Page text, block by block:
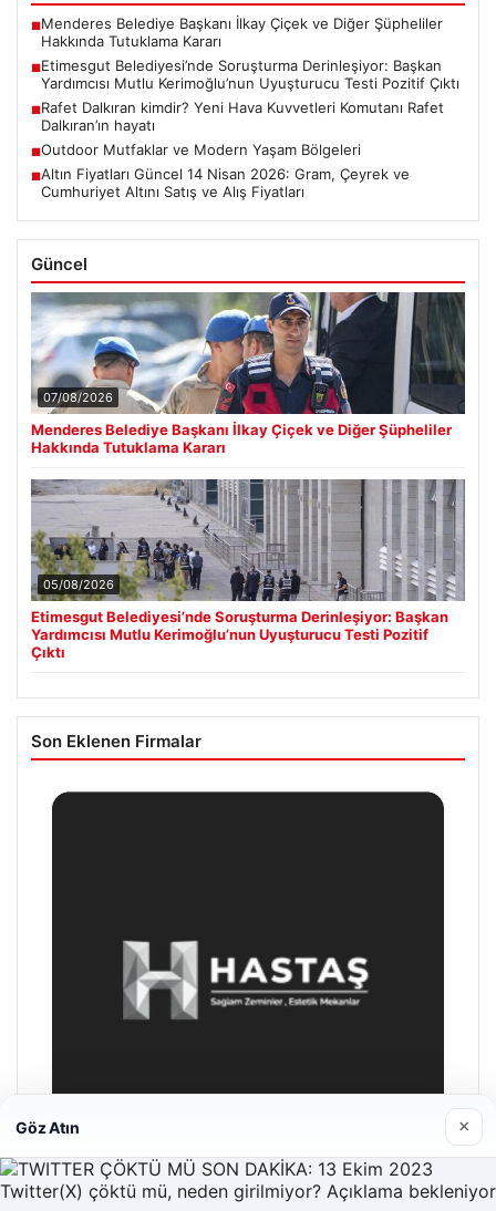
■Menderes Belediye Başkanı İlkay Çiçek ve Diğer Şüpheliler
Hakkında Tutuklama Kararı
■Etimesgut Belediyesi’nde Soruşturma Derinleşiyor: Başkan
Yardımcısı Mutlu Kerimoğlu’nun Uyuşturucu Testi Pozitif Çıktı
■Rafet Dalkıran kimdir? Yeni Hava Kuvvetleri Komutanı Rafet
Dalkıran’ın hayatı
■Outdoor Mutfaklar ve Modern Yaşam Bölgeleri
■Altın Fiyatları Güncel 14 Nisan 2026: Gram, Çeyrek ve
Cumhuriyet Altını Satış ve Alış Fiyatları
Güncel
07/08/2026
Menderes Belediye Başkanı İlkay Çiçek ve Diğer Şüpheliler
Hakkında Tutuklama Kararı
05/08/2026
Etimesgut Belediyesi’nde Soruşturma Derinleşiyor: Başkan
Yardımcısı Mutlu Kerimoğlu’nun Uyuşturucu Testi Pozitif
Çıktı
Son Eklenen Firmalar
Göz Atın ×